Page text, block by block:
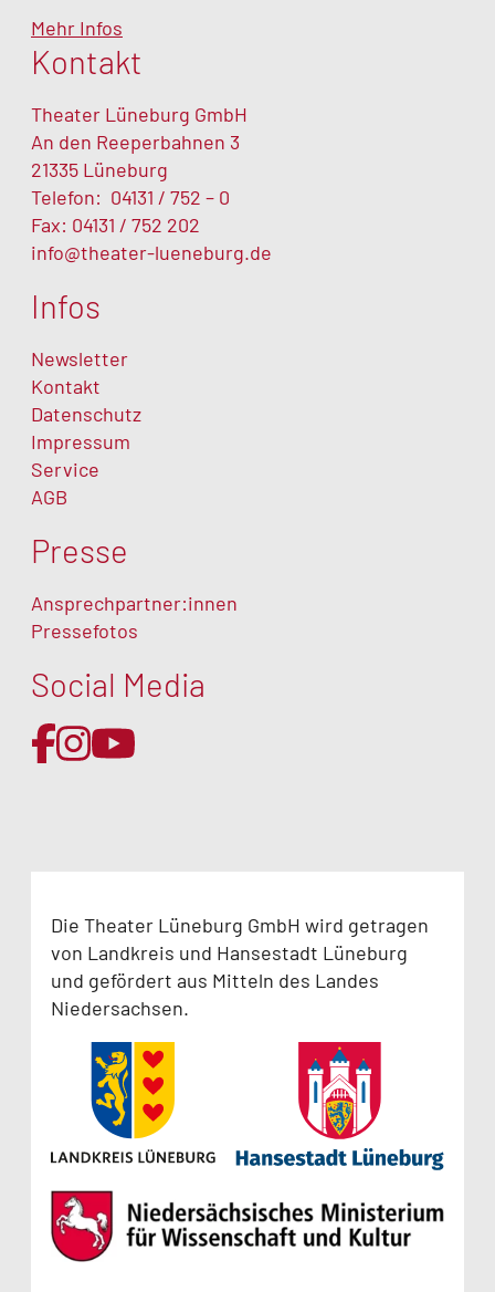
Mehr Infos
Kontakt
Theater Lüneburg GmbH
An den Reeperbahnen 3
21335 Lüneburg
Telefon: 04131 / 752 – 0
Fax: 04131 / 752 202
info@theater-lueneburg.de
Infos
Newsletter
Kontakt
Datenschutz
Impressum
Service
AGB
Presse
Ansprechpartner:innen
Pressefotos
Social Media
Die Theater Lüneburg GmbH wird getragen
von Landkreis und Hansestadt Lüneburg
und gefördert aus Mitteln des Landes
Niedersachsen.